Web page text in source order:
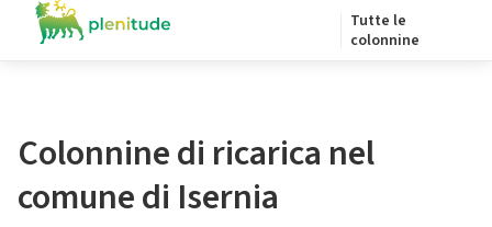
Tutte le
colonnine
Colonnine di ricarica nel
comune di Isernia